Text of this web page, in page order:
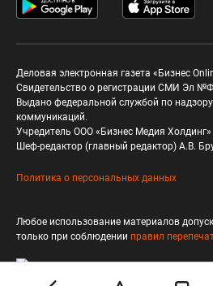
Деловая электронная газета «Бизнес
Свидетельство о регистрации СМИ Эл
Выдано федеральной службой по
коммуникаций.
Учредитель ООО «Бизнес Медия Холдинг»
Шеф-редактор (главный редактор) А.В.
Политика о персональных данных
Любое использование материалов
только при соблюдении правил